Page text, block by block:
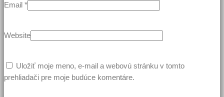
Email *
Website
Uložiť moje meno, e-mail a webovú stránku v tomto
prehliadači pre moje budúce komentáre.